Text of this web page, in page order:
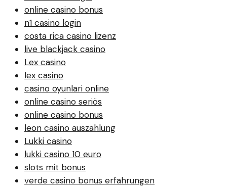
online casino bonus
n1 casino login
costa rica casino lizenz
live blackjack casino
Lex casino
lex casino
casino oyunlari online
online casino seriös
online casino bonus
leon casino auszahlung
Lukki casino
lukki casino 10 euro
slots mit bonus
verde casino bonus erfahrungen